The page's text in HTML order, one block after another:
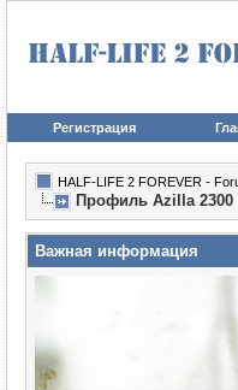
Регистрация
HALF-LIFE 2 FOREVER -
Профиль Azilla 2300
Важная информация